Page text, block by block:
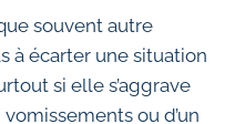
souvent autre
à écarter une situation
si elle s’aggrave
ou d’un